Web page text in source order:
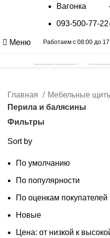
Вагонка
093-500-77-22
Меню Работаем с 08:00 до
Калькулятор
Главная Мебельные
Перила и балясины
Фильтры
Sort by
По умолчанию
По популярности
По оценкам покупателей
Новые
Цена: от низкой к